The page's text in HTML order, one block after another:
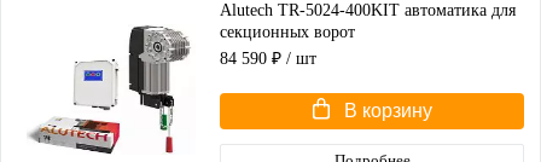
Alutech TR-5024-400KIT автоматика для
секционных ворот
84 590 ₽ / шт
В корзину